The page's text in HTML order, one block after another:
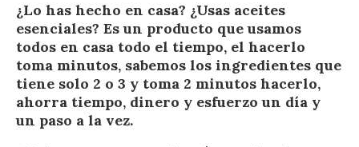
¿Lo has hecho en casa? ¿Usas aceites
esenciales? Es un producto que usamos
todos en casa todo el tiempo, el hacerlo
toma minutos, sabemos los ingredientes que
tiene solo 2 o 3 y toma 2 minutos hacerlo,
ahorra tiempo, dinero y esfuerzo un día y
un paso a la vez.